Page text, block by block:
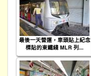
最後一天營運，車頭貼上紀念
標貼的東鐵綫 MLR 列...